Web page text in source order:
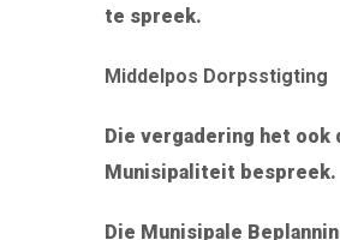
te spreek.
Middelpos Dorpsstigting
Die vergadering het
Munisipaliteit bespreek.
Die Munisipale